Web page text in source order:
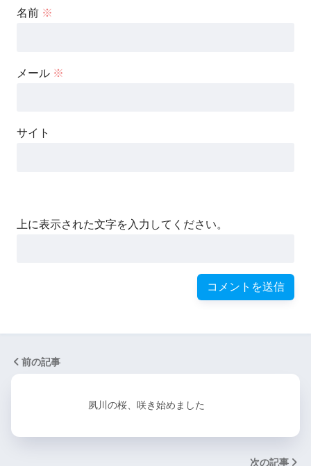
名前 ※
メール ※
サイト
上に表示された文字を入力してください。
前の記事
夙川の桜、咲き始めました
次の記事